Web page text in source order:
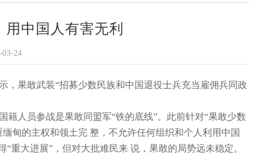
中国人有害无利
24
，果敢武装“招募少数民族和中国退役士兵充当雇佣兵同政
人员参战是果敢同盟军“铁的底线”。此前针对“果敢少数
甸的主权和领土完 整，不允许任何组织和个人利用中国
重大进展”，但对大批难民来 说，果敢的局势远未稳定。